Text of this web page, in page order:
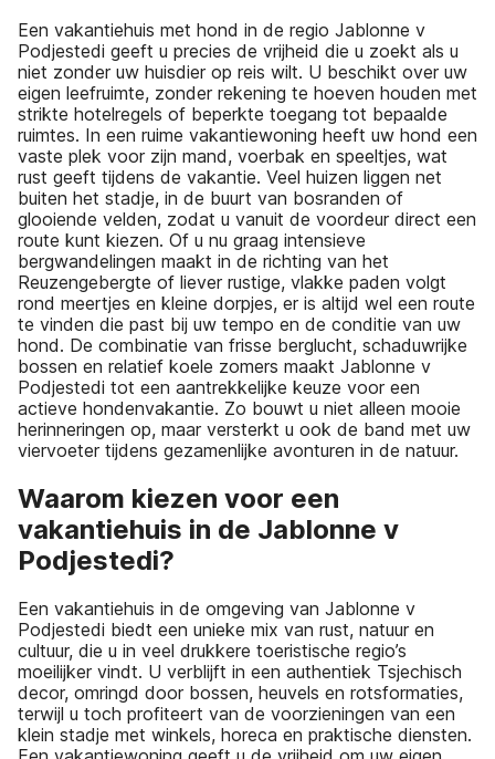
Een vakantiehuis met hond in de regio Jablonne v
Podjestedi geeft u precies de vrijheid die u zoekt als u
niet zonder uw huisdier op reis wilt. U beschikt over uw
eigen leefruimte, zonder rekening te hoeven houden met
strikte hotelregels of beperkte toegang tot bepaalde
ruimtes. In een ruime vakantiewoning heeft uw hond een
vaste plek voor zijn mand, voerbak en speeltjes, wat
rust geeft tijdens de vakantie. Veel huizen liggen net
buiten het stadje, in de buurt van bosranden of
glooiende velden, zodat u vanuit de voordeur direct een
route kunt kiezen. Of u nu graag intensieve
bergwandelingen maakt in de richting van het
Reuzengebergte of liever rustige, vlakke paden volgt
rond meertjes en kleine dorpjes, er is altijd wel een route
te vinden die past bij uw tempo en de conditie van uw
hond. De combinatie van frisse berglucht, schaduwrijke
bossen en relatief koele zomers maakt Jablonne v
Podjestedi tot een aantrekkelijke keuze voor een
actieve hondenvakantie. Zo bouwt u niet alleen mooie
herinneringen op, maar versterkt u ook de band met uw
viervoeter tijdens gezamenlijke avonturen in de natuur.
Waarom kiezen voor een
vakantiehuis in de Jablonne v
Podjestedi?
Een vakantiehuis in de omgeving van Jablonne v
Podjestedi biedt een unieke mix van rust, natuur en
cultuur, die u in veel drukkere toeristische regio’s
moeilijker vindt. U verblijft in een authentiek Tsjechisch
decor, omringd door bossen, heuvels en rotsformaties,
terwijl u toch profiteert van de voorzieningen van een
klein stadje met winkels, horeca en praktische diensten.